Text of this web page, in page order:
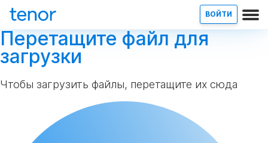
ВОЙТИ
Перетащите файл для
загрузки
Чтобы загрузить файлы, перетащите их сюда